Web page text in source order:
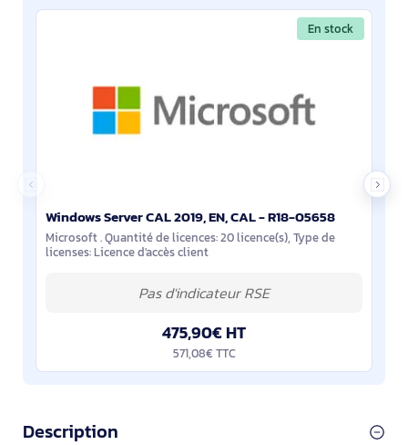
En stock
Windows Server CAL 2019, EN, CAL - R18-05658
Microsoft . Quantité de licences: 20 licence(s), Type de
licenses: Licence d'accès client
475,90€ HT
571,08€ TTC
Description